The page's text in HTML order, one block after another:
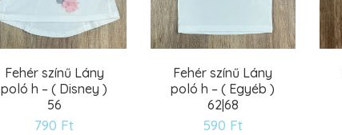
Fehér színű Lány
poló h – ( Disney )
56
790 Ft
Fehér színű Lány
poló h – ( Egyéb )
62|68
590 Ft